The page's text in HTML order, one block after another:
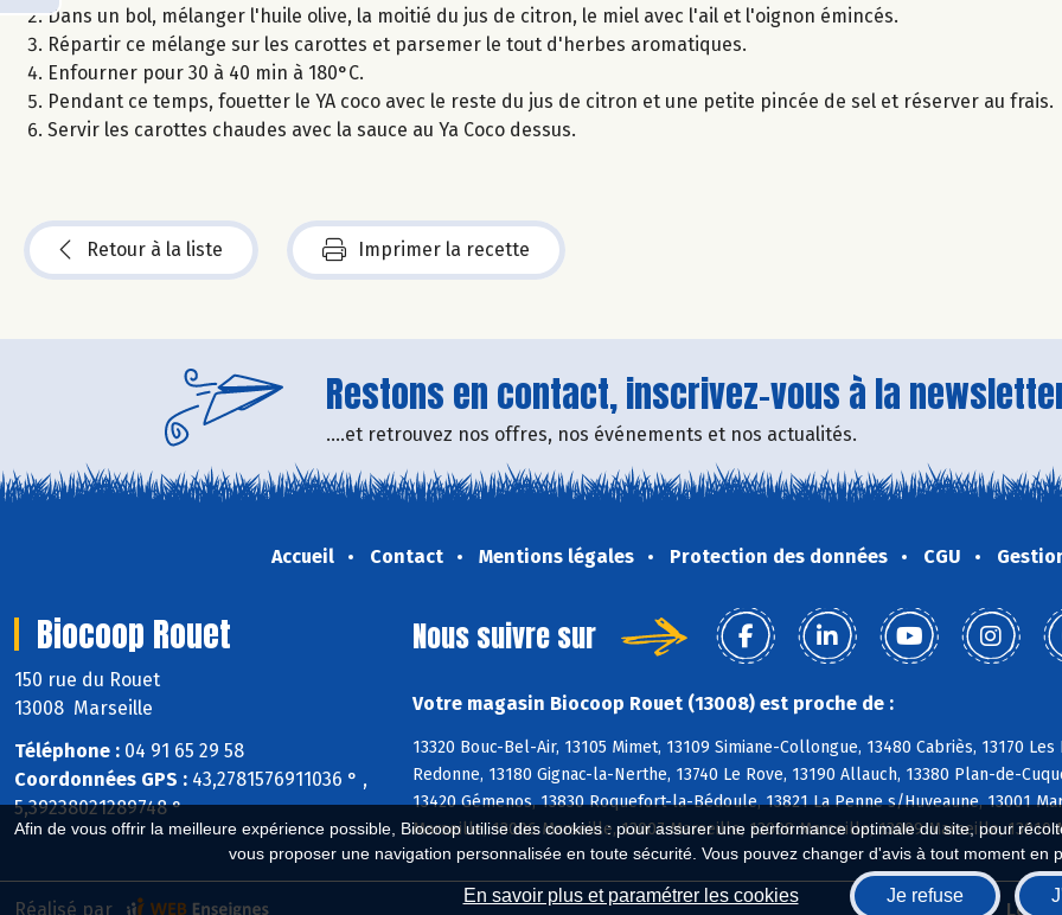
Afin de vous offrir la meilleure expérience possible, Biocoop utilise des cookies : pour assurer une performance optimale du site, pour
vous proposer une navigation personnalisée en toute sécurité. Vous pouvez changer d'avis à tout moment en
En savoir plus et paramétrer les cookies Je refuse
Dans un bol, mélanger l'huile olive, la moitié du jus de citron, le miel avec l'ail et l'oignon émincés.
Répartir ce mélange sur les carottes et parsemer le tout d'herbes aromatiques.
Enfourner pour 30 à 40 min à 180°C.
Pendant ce temps, fouetter le YA coco avec le reste du jus de citron et une petite pincée de sel et réserver au frais.
Servir les carottes chaudes avec la sauce au Ya Coco dessus.
Retour à la liste Imprimer la recette
Restons en contact, inscrivez-vous à la
....et retrouvez nos offres, nos événements et nos actualités.
Accueil Contact Mentions légales Protection des données CGU
Biocoop Rouet
150 rue du Rouet
13008 Marseille
Téléphone : 04 91 65 29 58
Coordonnées GPS : 43,2781576911036 ° ,
5,39238021289748 °
Nous suivre sur
Votre magasin Biocoop Rouet (13008) est proche de :
13320 Bouc-Bel-Air, 13105 Mimet, 13109 Simiane-Collongue, 13480 Cabriès, 13170
Redonne, 13180 Gignac-la-Nerthe, 13740 Le Rove, 13190 Allauch, 13380 Plan-de-
13420 Gémenos, 13830 Roquefort-la-Bédoule, 13821 La Penne s/Huveaune, 13001
Marseille, 13006 Marseille, 13007 Marseille, 13008 Marseille, 13009 Marseille,
Biocoop.fr Le
Réalisé par